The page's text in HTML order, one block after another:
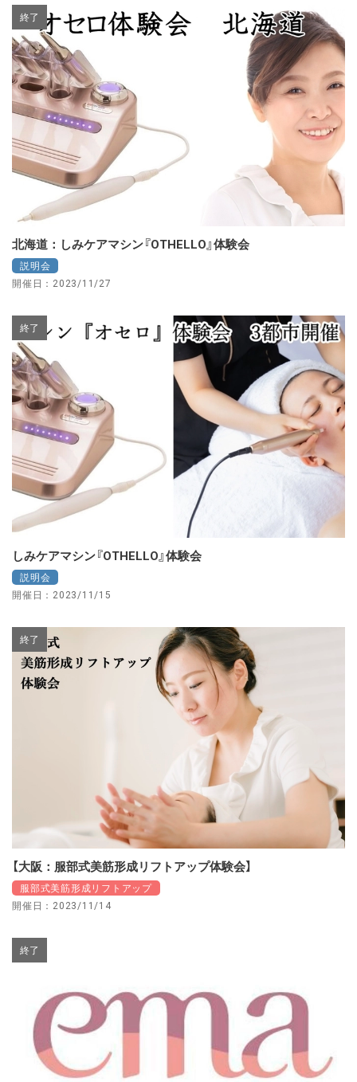
終了
北海道：しみケアマシン『OTHELLO』体験会
説明会
開催日：2023/11/27
終了
しみケアマシン『OTHELLO』体験会
説明会
開催日：2023/11/15
終了
【大阪：服部式美筋形成リフトアップ体験会】
服部式美筋形成リフトアップ
開催日：2023/11/14
終了